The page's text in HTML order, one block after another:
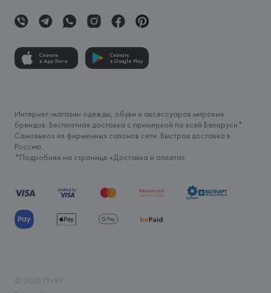
Скачать
в App Store
Скачать
в Google Play
Интернет-магазин одежды, обуви и аксессуаров мировых
брендов. Бесплатная доставка с примеркой по всей Беларуси*.
Самовывоз из фирменных салонов сети. Быстрая доставка в
Россию.
*Подробнее на странице «Доставка и оплата»
© 2026 FH.BY